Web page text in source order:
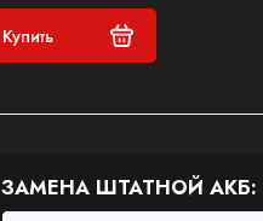
Купить
ЗАМЕНА ШТАТНОЙ АКБ: